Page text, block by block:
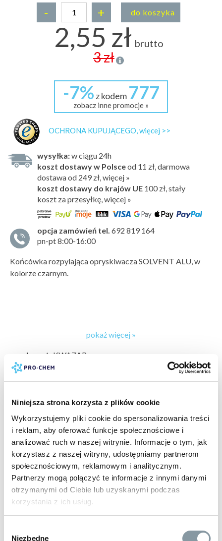
Niniejsza strona korzysta z plików cookie
Wykorzystujemy pliki cookie do spersonalizowania treści
i reklam, aby oferować funkcje społecznościowe i
analizować ruch w naszej witrynie. Informacje o tym, jak
korzystasz z naszej witryny, udostępniamy partnerom
społecznościowym, reklamowym i analitycznym.
Partnerzy mogą połączyć te informacje z innymi danymi
otrzymanymi od Ciebie lub uzyskanymi podczas
korzystania z ich usług.
Niezbędne
- + do koszyka
2,55 zł brutto
3 zł
-7% z kodem 777
zobacz inne promocje »
OCHRONA KUPUJĄCEGO, więcej >>
wysyłka:w ciągu 24h
koszt dostawy w Polsceod 11 zł, darmowa
dostawa od 249 zł, więcej »
koszt dostawy do krajów UE 100 zł,stały
koszt za przesyłkę, więcej »
opcja zamówień tel. 692 819 164
pn-pt 8:00-16:00
Końcówka rozpylająca opryskiwacza SOLVENT ALU, w
kolorze czarnym.
pokaż więcej »
producent:
KWAZAR
marka:PRO-CHEM
»,drewno i panele »,felgi aluminiowe i stalowe »
nierdzewna », ceramika, gres i granit »
lakier samochodowy
»
aluminium i inne metale » elewacje »
opony i elementy
gumowe »
plandeki »
rodzaj czyszczenia: pielęgnacja odtłuszczanie gruntowne
bieżące
typ czyszczenia:
specjalistyczne domowe
rodzaj obiektu do wyczyszczenia:
części samochodowe
»
pokaż więcej »
PRODUKTY POWIĄZANE
BESTSELLER